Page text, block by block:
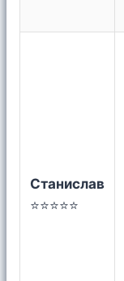
Станислав
⭐⭐⭐⭐⭐